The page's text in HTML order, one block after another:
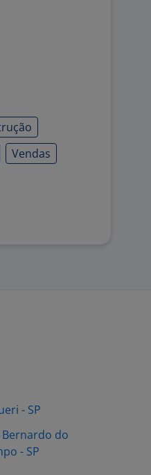
Vendas
- SP
Bernardo do
- SP